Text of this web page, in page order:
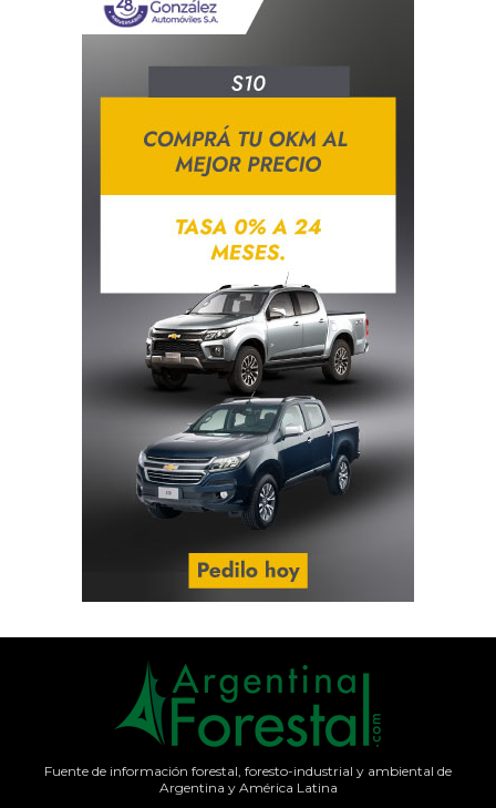
Fuente de información forestal, foresto-industrial y ambiental de
Argentina y América Latina